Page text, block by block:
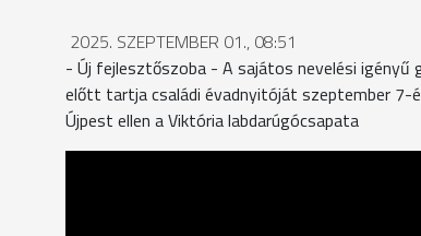
2025. SZEPTEMBER 01., 08:51
- Új fejlesztőszoba - A sajátos nevelési igényű
előtt tartja családi évadnyitóját szeptember 7-
Újpest ellen a Viktória labdarúgócsapata